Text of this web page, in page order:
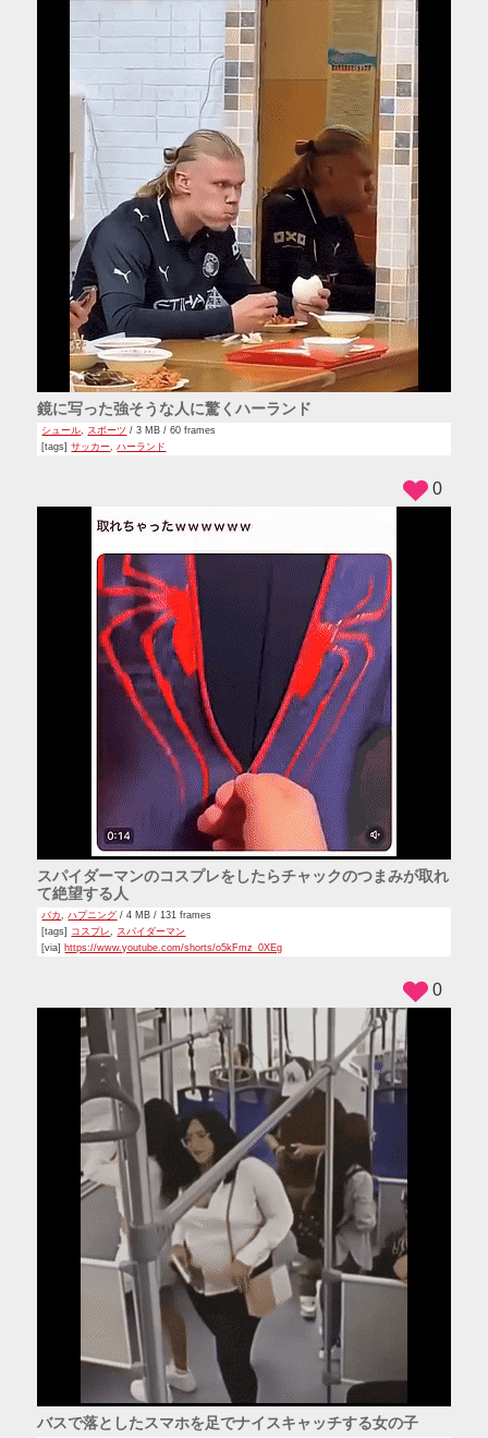
鏡に写った強そうな人に驚くハーランド
シュール, スポーツ / 3 MB / 60 frames
[tags]サッカー,ハーランド
スパイダーマンのコスプレをしたらチャックのつまみが取れ
て絶望する人
バカ,ハプニング / 4 MB / 131 frames
[tags] コスプレ, スパイダーマン
[via] https://www.youtube.com/shorts/o5kFmz_0XEg
0
バスで落としたスマホを足でナイスキャッチする女の子
0